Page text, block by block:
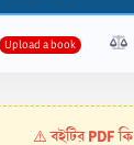
⚠️বইটির PDF